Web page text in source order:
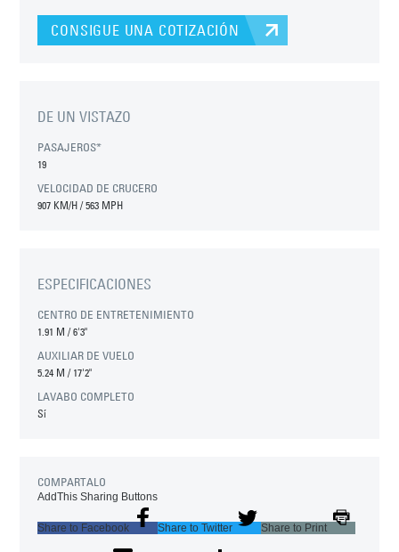
CONSIGUE UNA COTIZACIÓN
DE UN VISTAZO
PASAJEROS*
19
VELOCIDAD DE CRUCERO
907 KM/H / 563 MPH
ESPECIFICACIONES
CENTRO DE ENTRETENIMIENTO
1.91 M/6'3"
AUXILIAR DE VUELO
5.24 M/17'2"
LAVABO COMPLETO
Sí
COMPARTALO
AddThis Sharing Buttons
Share to Facebook Share to Twitter Share to Print